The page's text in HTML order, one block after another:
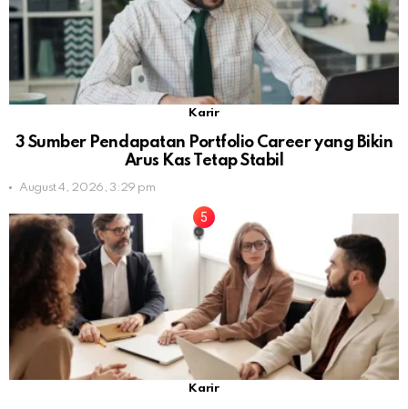
Karir
3 Sumber Pendapatan Portfolio Career yang Bikin
Arus Kas Tetap Stabil
August 4, 2026, 3:29 pm
Karir